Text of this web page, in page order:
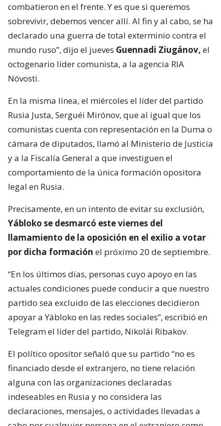
combatieron en el frente. Y es que si queremos
sobrevivir, debemos vencer allí. Al fin y al cabo, se ha
declarado una guerra de total exterminio contra el
mundo ruso”, dijo el jueves Guennadi Ziugánov, el
octogenario líder comunista, a la agencia RIA
Nóvosti.
En la misma línea, el miércoles el líder del partido
Rusia Justa, Serguéi Mirónov, que al igual que los
comunistas cuenta con representación en la Duma o
cámara de diputados, llamó al Ministerio de Justicia
y a la Fiscalía General a que investiguen el
comportamiento de la única formación opositora
legal en Rusia.
Precisamente, en un intento de evitar su exclusión,
Yábloko se desmarcó este viernes del
llamamiento de la oposición en el exilio a votar
por dicha formación el próximo 20 de septiembre.
“En los últimos días, personas cuyo apoyo en las
actuales condiciones puede conducir a que nuestro
partido sea excluido de las elecciones decidieron
apoyar a Yábloko en las redes sociales”, escribió en
Telegram el líder del partido, Nikolái Ribakov.
El político opositor señaló que su partido “no es
financiado desde el extranjero, no tiene relación
alguna con las organizaciones declaradas
indeseables en Rusia y no considera las
declaraciones, mensajes, o actividades llevadas a